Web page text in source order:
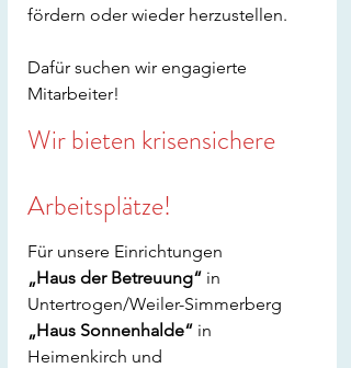
fördern oder wieder herzustellen.
Dafür suchen wir engagierte
Mitarbeiter!
Wir bieten krisensichere
Arbeitsplätze!
Für unsere Einrichtungen
„Haus der Betreuung“ in
Untertrogen/Weiler-Simmerberg
„Haus Sonnenhalde“ in
Heimenkirch und